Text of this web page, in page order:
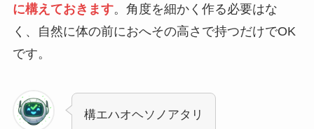
に構えておきます。角度を細かく作る必要はな
く、自然に体の前におへその高さで持つだけでOK
です。
構エハオヘソノアタリ